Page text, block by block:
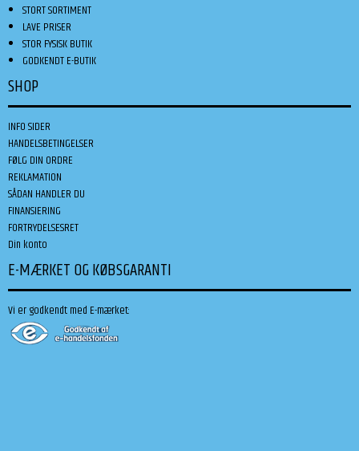
STORT SORTIMENT
LAVE PRISER
STOR FYSISK BUTIK
GODKENDT E-BUTIK
SHOP
INFO SIDER
HANDELSBETINGELSER
FØLG DIN ORDRE
REKLAMATION
SÅDAN HANDLER DU
FINANSIERING
FORTRYDELSESRET
Din konto
E-MÆRKET OG KØBSGARANTI
Vi er godkendt med E-mærket: